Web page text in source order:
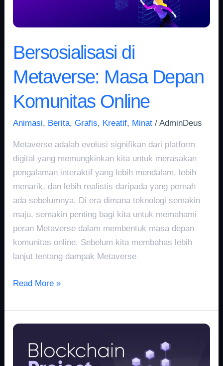
Bersosialisasi di
Metaverse: Masa Depan
Komunitas Online
Animasi, Berita,Grafis, Kreatif, Minat /AdminDeus
Metaverse adalah evolusi signifikan dari platform
digital yang memungkinkan kita untuk merasakan
pengalaman interaktif yang lebih mendalam, lebih
menarik, dan lebih realistis daripada yang pernah
ada sebelumnya. Di era dimana teknologi semakin
maju, semakin penting bagi kita untuk memahami
peran Metaverse dalam membentuk masa depan
komunitas online. Sebelum kita membahas lebih
lanjut tentang dampak Metaverse
Online
Read More »
Membangun
Jembatan:
Teknologi